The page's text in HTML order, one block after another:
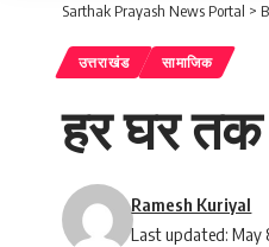
Sarthak Prayash News Portal >
उत्तराखंड सामाजिक
हर घर तक
Last updated: May
Ramesh Kuriyal